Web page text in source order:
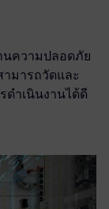
นความปลอดภัย
มารถวัดและ
ดำเนินงานได้ดี